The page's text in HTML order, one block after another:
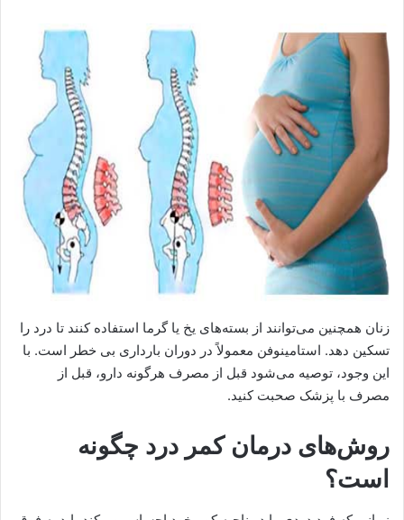
زنان همچنین می‌توانند از بسته‌های یخ یا گرما استفاده کنند تا درد را
تسکین دهد. استامینوفن معمولاً در دوران بارداری بی خطر است. با
این وجود، توصیه می‌شود قبل از مصرف هرگونه دارو، قبل از
مصرف با پزشک صحبت کنید.
روش‌های درمان کمر درد چگونه
است؟